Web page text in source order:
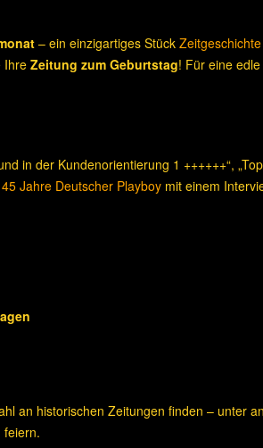
– ein einzigartiges Stück Zeitgeschichte
Ihre Zeitung zum Geburtstag! Für eine
in der Kundenorientierung 1 ++++++“,
45 Jahre Deutscher Playboy mit einem
an historischen Zeitungen finden – unter
feiern.